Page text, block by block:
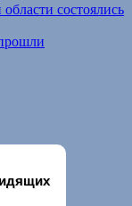
состоялись